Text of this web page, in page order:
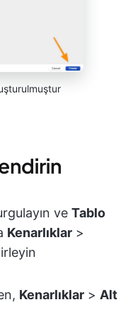
ve Tablo
Kenarlıklar >
Kenarlıklar > Alt